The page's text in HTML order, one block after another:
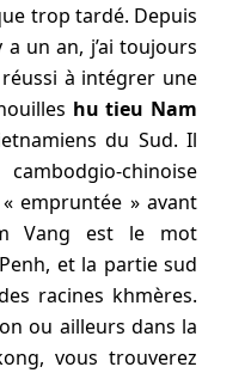
trop tardé. Depuis
un an, j’ai toujours
à intégrer une
hu tieu Nam
du Sud. Il
chinoise
empruntée » avant
Vang est le mot
et la partie sud
racines khmères.
ou ailleurs dans la
vous trouverez